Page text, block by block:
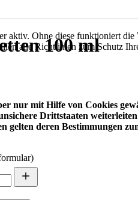
100 ml
aktiv. Ohne diese funktioniert die
alle Richtlinien zum Schutz
nur mit Hilfe von Cookies
Drittstaaten weiterleiten
gelten deren Bestimmungen